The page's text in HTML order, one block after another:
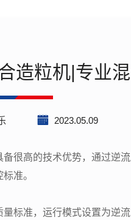
造粒机|专业
2023.05.09
备很高的技术优势，通过逆
准。
标准，运行模式设置为逆